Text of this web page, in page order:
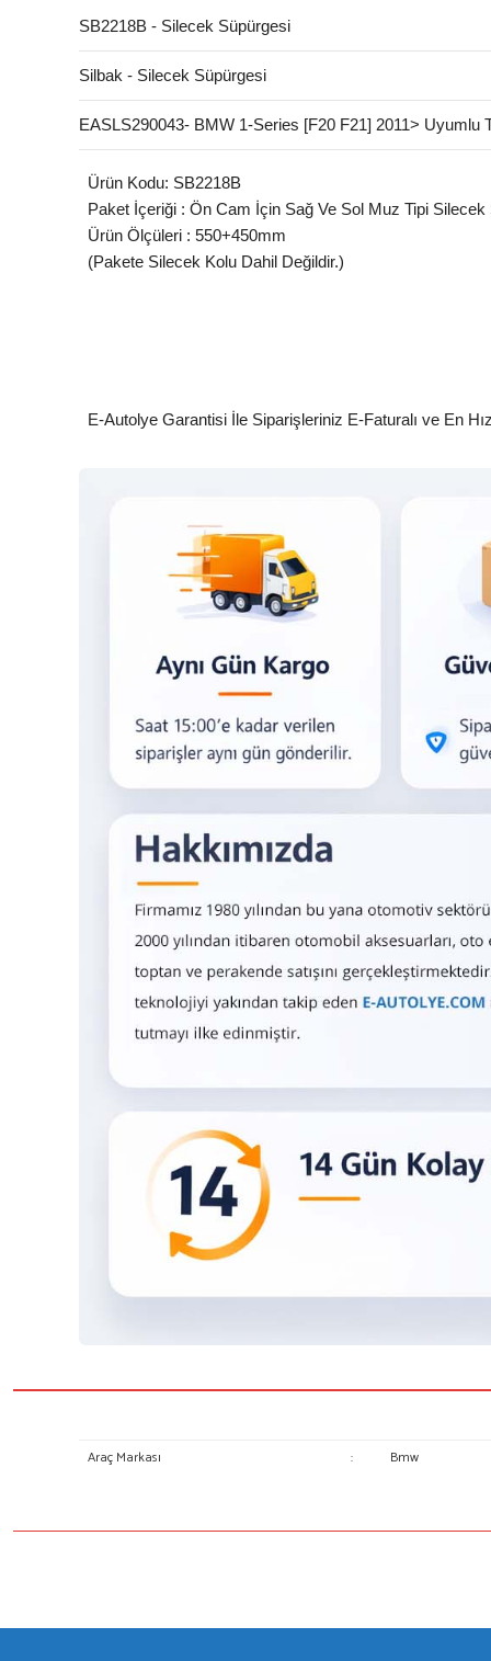
SB2218B - Silecek Süpürgesi
Silbak - Silecek Süpürgesi
EASLS290043- BMW 1-Series [F20 F21] 2011> Uyumlu
Ürün Kodu: SB2218B
Paket İçeriği : Ön Cam İçin Sağ Ve Sol Muz Tipi
Ürün Ölçüleri : 550+450mm
(Pakete Silecek Kolu Dahil Değildir.)
E-Autolye Garantisi İle Siparişleriniz E-Faturalı ve En
Araç Markası : Bmw